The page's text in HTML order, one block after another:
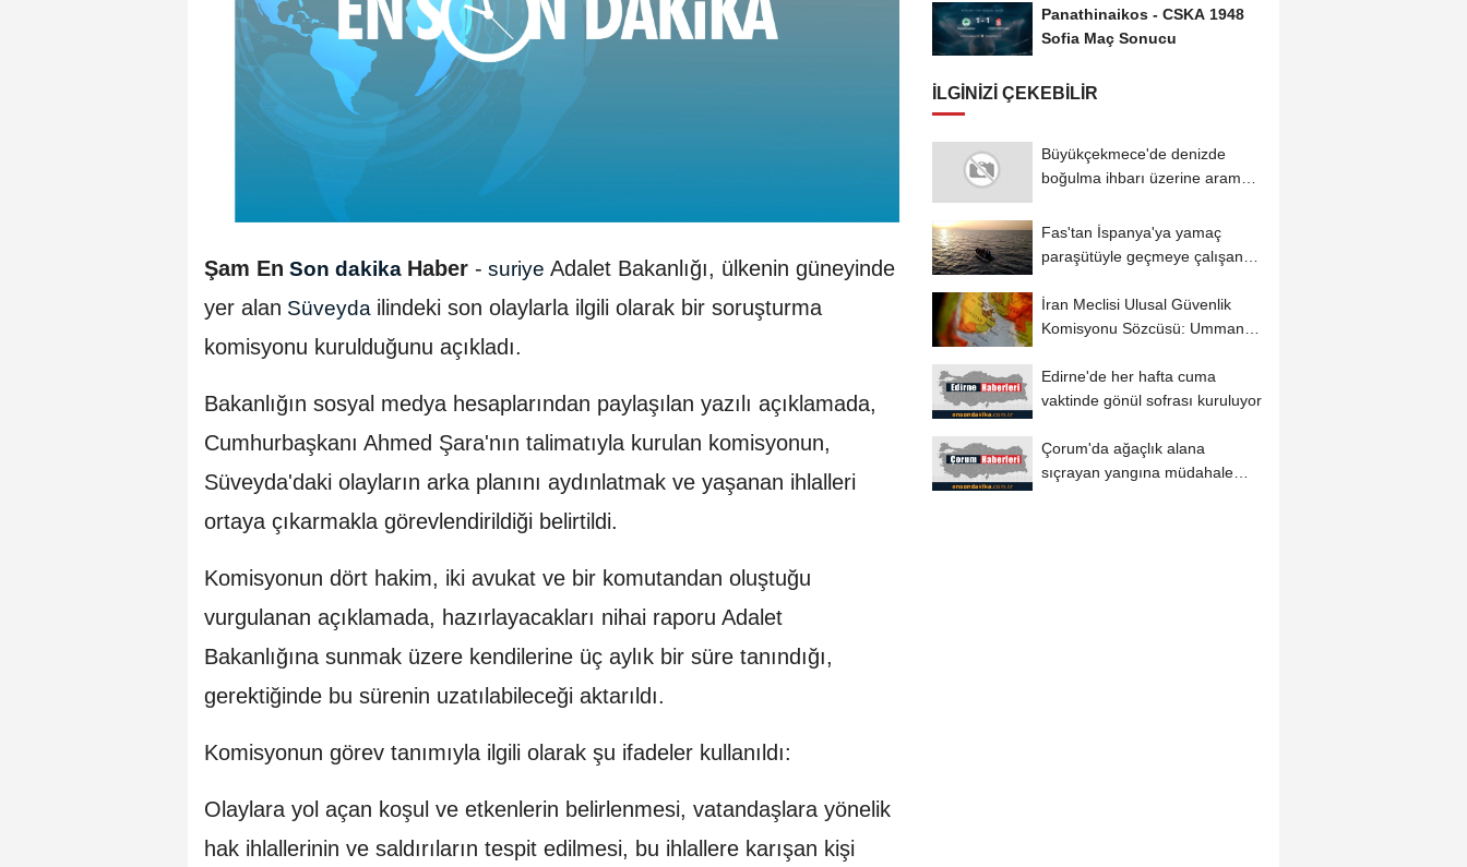
Şam En Son dakika Haber - suriye Adalet Bakanlığı, ülkenin güneyinde
yer alan Süveyda ilindeki son olaylarla ilgili olarak bir soruşturma
komisyonu kurulduğunu açıkladı.
Bakanlığın sosyal medya hesaplarından paylaşılan yazılı açıklamada,
Cumhurbaşkanı Ahmed Şara'nın talimatıyla kurulan komisyonun,
Süveyda'daki olayların arka planını aydınlatmak ve yaşanan ihlalleri
ortaya çıkarmakla görevlendirildiği belirtildi.
Komisyonun dört hakim, iki avukat ve bir komutandan oluştuğu
vurgulanan açıklamada, hazırlayacakları nihai raporu Adalet
Bakanlığına sunmak üzere kendilerine üç aylık bir süre tanındığı,
gerektiğinde bu sürenin uzatılabileceği aktarıldı.
Komisyonun görev tanımıyla ilgili olarak şu ifadeler kullanıldı:
Olaylara yol açan koşul ve etkenlerin belirlenmesi, vatandaşlara yönelik
hak ihlallerinin ve saldırıların tespit edilmesi, bu ihlallere karışan kişi
Panathinaikos - CSKA 1948
Sofia Maç Sonucu
İLGINIZI ÇEKEBILIR
Büyükçekmece'de denizde
boğulma ihbarı üzerine arama
Fas'tan İspanya'ya yamaç
paraşütüyle geçmeye çalışan
İran Meclisi Ulusal Güvenlik
Komisyonu Sözcüsü: Umman
Edirne'de her hafta cuma
vaktinde gönül sofrası kuruluyor
Çorum'da ağaçlık alana
sıçrayan yangına müdahale